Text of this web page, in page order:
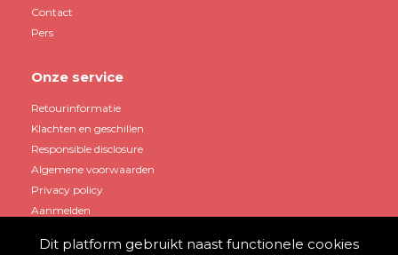
Contact
Pers
Onze service
Retourinformatie
Klachten en geschillen
Responsible disclosure
Algemene voorwaarden
Privacy policy
Aanmelden
Dit platform gebruikt naast functionele cookies